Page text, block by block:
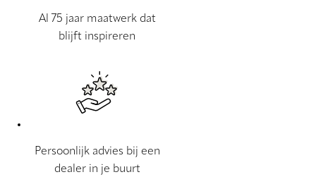
Al 75 jaar maatwerk dat
blijft inspireren
Persoonlijk advies bij een
dealer in je buurt